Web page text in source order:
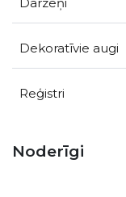
Dekoratīvie augi
Reģistri
Noderīgi